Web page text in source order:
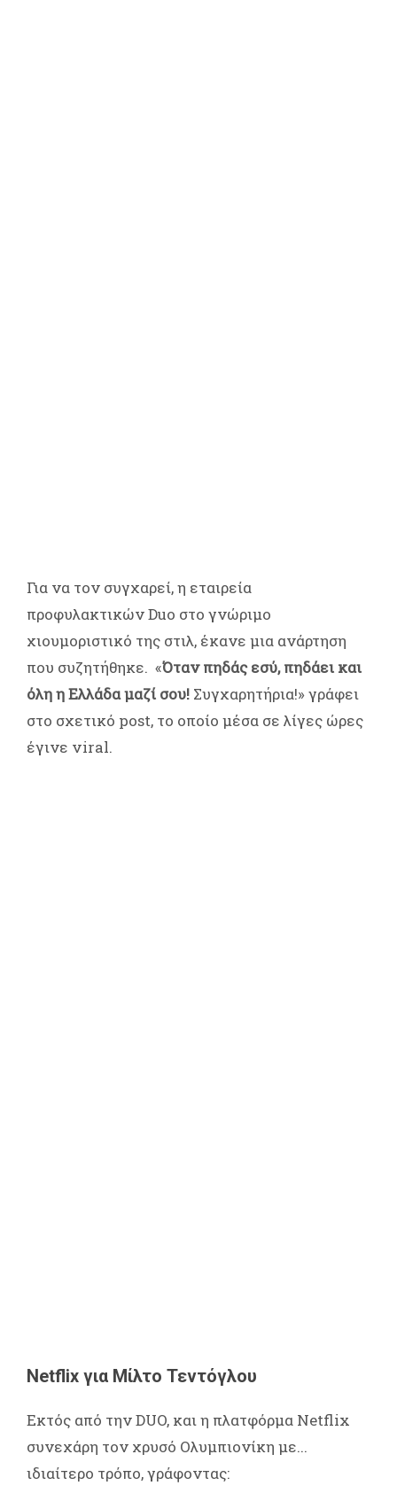
Για να τον συγχαρεί, η εταιρεία
προφυλακτικών Duo στο γνώριμο
χιουμοριστικό της στιλ, έκανε μια ανάρτηση
που συζητήθηκε. «Όταν πηδάς εσύ, πηδάει και
όλη η Ελλάδα μαζί σου! Συγχαρητήρια!» γράφει
στο σχετικό post, το οποίο μέσα σε λίγες ώρες
έγινε viral.
Netflix για Μίλτο Τεντόγλου
Εκτός από την DUO, και η πλατφόρμα Netflix
συνεχάρη τον χρυσό Ολυμπιονίκη με...
ιδιαίτερο τρόπο, γράφοντας: